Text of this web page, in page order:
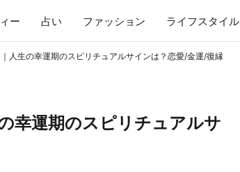
ー 占い ファッション ライフスタイル
人生の幸運期のスピリチュアルサインは？恋愛/金運/復縁
幸運期のスピリチュアルサ